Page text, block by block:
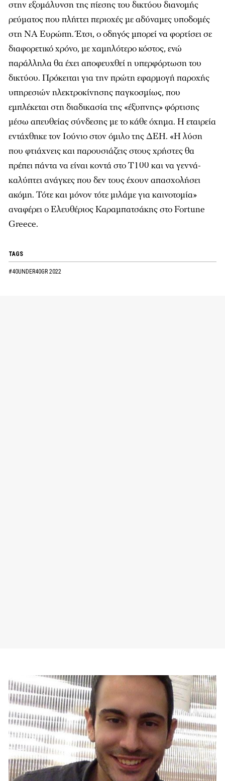
στην εξομάλυνση της πίεσης του δικτύου διανομής
ρεύματος που πλήττει περιοχές με αδύναμες υποδομές
στη ΝΑ Ευρώπη. Έτσι, ο οδηγός μπορεί να φορτίσει σε
διαφορετικό χρόνο, με χαμηλότερο κόστος, ενώ
παράλληλα θα έχει αποφευχθεί η υπερφόρτωση του
δικτύου. Πρόκειται για την πρώτη εφαρμογή παροχής
υπηρεσιών ηλεκτροκίνησης παγκοσμίως, που
εμπλέκεται στη διαδικασία της «έξυπνης» φόρτισης
μέσω απευθείας σύνδεσης με το κάθε όχημα. H εταιρεία
εντάχθηκε τον Ιούνιο στον όμιλο της ΔΕΗ. «H λύση
που φτιάχνεις και παρουσιάζεις στους χρήστες θα
πρέπει πάντα να είναι κοντά στο Τ100 και να γεννά-
καλύπτει ανάγκες που δεν τους έχουν απασχολήσει
ακόμη. Τότε και μόνον τότε μιλάμε για καινοτομία»
αναφέρει ο Ελευθέριος Καραμπατσάκης στο Fortune
Greece.
TAGS
#40UNDER40GR 2022